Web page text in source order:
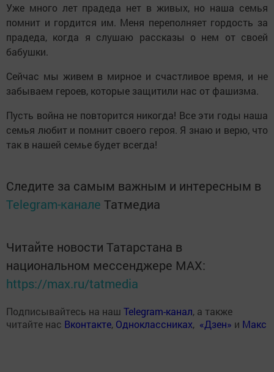
Уже много лет прадеда нет в живых, но наша семья
помнит и гордится им. Меня переполняет гордость за
прадеда, когда я слушаю рассказы о нем от своей
бабушки.
Сейчас мы живем в мирное и счастливое время, и не
забываем героев, которые защитили нас от фашизма.
Пусть война не повторится никогда! Все эти годы наша
семья любит и помнит своего героя. Я знаю и верю, что
так в нашей семье будет всегда!
Следите за самым важным и интересным в
Telegram-канале Татмедиа
Читайте новости Татарстана в
национальном мессенджере MАХ:
https://max.ru/tatmedia
Подписывайтесь на наш Telegram-канал, а также
читайте нас Вконтакте, Одноклассниках, «Дзен» и Макс